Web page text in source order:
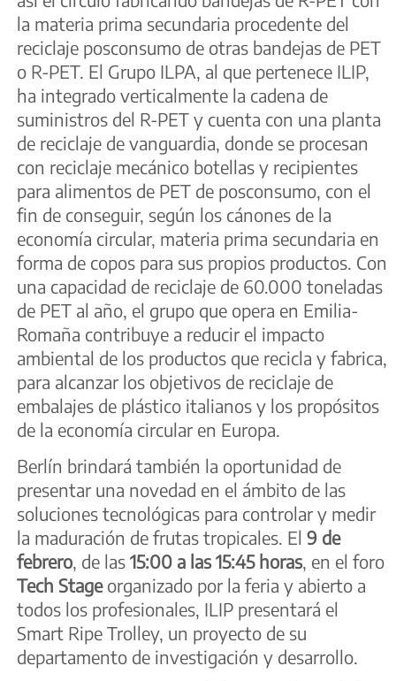
la materia prima secundaria procedente del
reciclaje posconsumo de otras bandejas de PET
o R-PET. El Grupo ILPA, al que pertenece ILIP,
ha integrado verticalmente la cadena de
suministros del R-PET y cuenta con una planta
de reciclaje de vanguardia, donde se procesan
con reciclaje mecánico botellas y recipientes
para alimentos de PET de posconsumo, con el
fin de conseguir, según los cánones de la
economía circular, materia prima secundaria en
forma de copos para sus propios productos. Con
una capacidad de reciclaje de 60.000 toneladas
de PET al año, el grupo que opera en Emilia-
Romaña contribuye a reducir el impacto
ambiental de los productos que recicla y fabrica,
para alcanzar los objetivos de reciclaje de
embalajes de plástico italianos y los propósitos
de la economía circular en Europa.
Berlín brindará también la oportunidad de
presentar una novedad en el ámbito de las
soluciones tecnológicas para controlar y medir
la maduración de frutas tropicales. El 9 de
febrero, de las 15:00 a las 15:45 horas, en el foro
Tech Stage organizado por la feria y abierto a
todos los profesionales, ILIP presentará el
Smart Ripe Trolley, un proyecto de su
departamento de investigación y desarrollo.